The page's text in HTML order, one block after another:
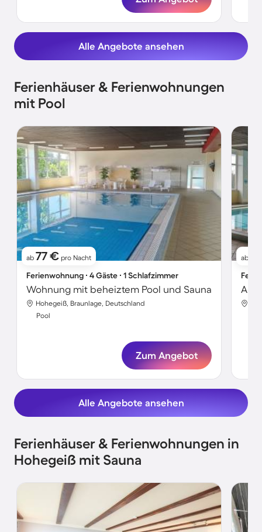
Alle Angebote ansehen
Ferienhäuser & Ferienwohnungen
mit Pool
ab 77 € pro Nacht
Ferienwohnung ∙ 4 Gäste ∙ 1 Schlafzimmer
Wohnung mit beheiztem Pool und Sauna
Hohegeiß, Braunlage, Deutschland
Pool
Zum Angebot
ab
Alle Angebote ansehen
Ferienhäuser & Ferienwohnungen in
Hohegeiß mit Sauna